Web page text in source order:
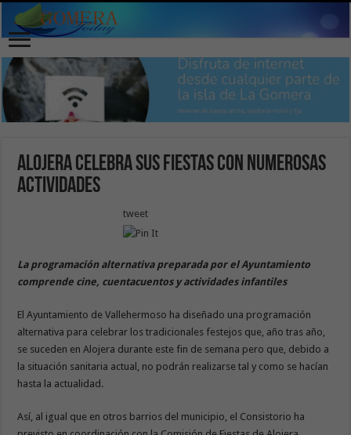
Alojera celebra sus fiestas con numerosas
actividades
tweet
La programación alternativa preparada por el Ayuntamiento
comprende cine, cuentacuentos y actividades infantiles
El Ayuntamiento de Vallehermoso ha diseñado una programación
alternativa para celebrar los tradicionales festejos que, año tras año,
se suceden en Alojera durante este fin de semana pero que, debido a
la situación sanitaria actual, no podrán realizarse tal y como se hacían
hasta la actualidad.
Así, al igual que en otros barrios del municipio, el Consistorio ha